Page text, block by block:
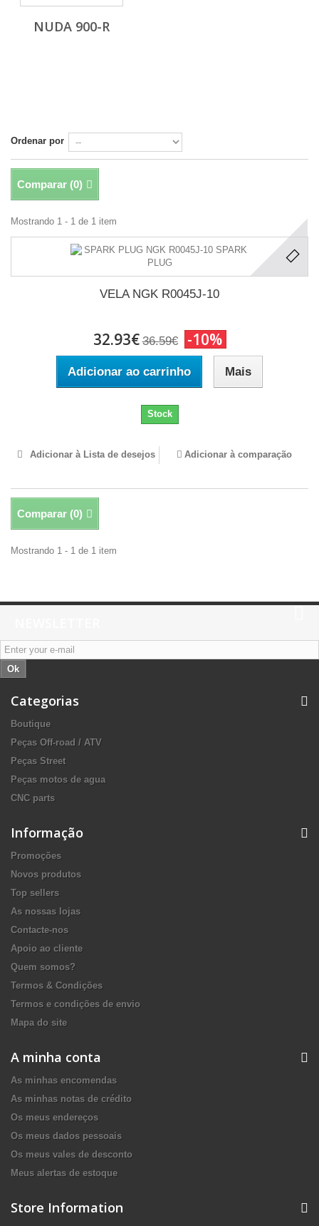
NUDA 900-R
Ordenar por
Comparar (0)
Mostrando 1 - 1 de 1 item
VELA NGK R0045J-10
32.93€ 36.59€ -10%
Adicionar ao carrinho Mais
Stock
Adicionar à Lista de desejos Adicionar à comparação
Comparar (0)
Mostrando 1 - 1 de 1 item
Ok
Categorias
Boutique
Peças Off-road / ATV
Peças Street
Peças motos de agua
CNC parts
Informação
Promoções
Novos produtos
Top sellers
As nossas lojas
Contacte-nos
Apoio ao cliente
Quem somos?
Termos & Condições
Termos e condições de envio
Mapa do site
A minha conta
As minhas encomendas
As minhas notas de crédito
Os meus endereços
Os meus dados pessoais
Os meus vales de desconto
Meus alertas de estoque
Store Information